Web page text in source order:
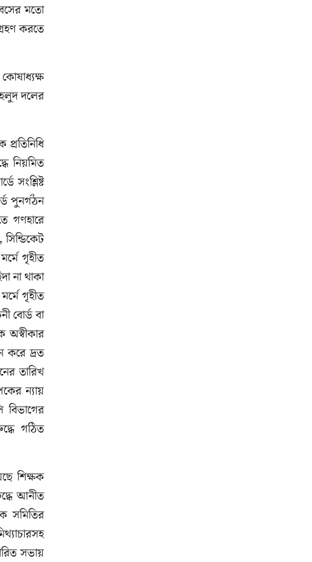
মতো
করতে
দলের
নিয়মিত
সংশ্লিষ্ট
পুনর্গঠন
গণহারে
গৃহীত
না থাকা
গৃহীত
বোর্ড বা
অস্বীকার
করে দ্রত
তারিখ
ন্যায়
গঠিত
শিক্ষক
আনীত
সমিতির
সভায়